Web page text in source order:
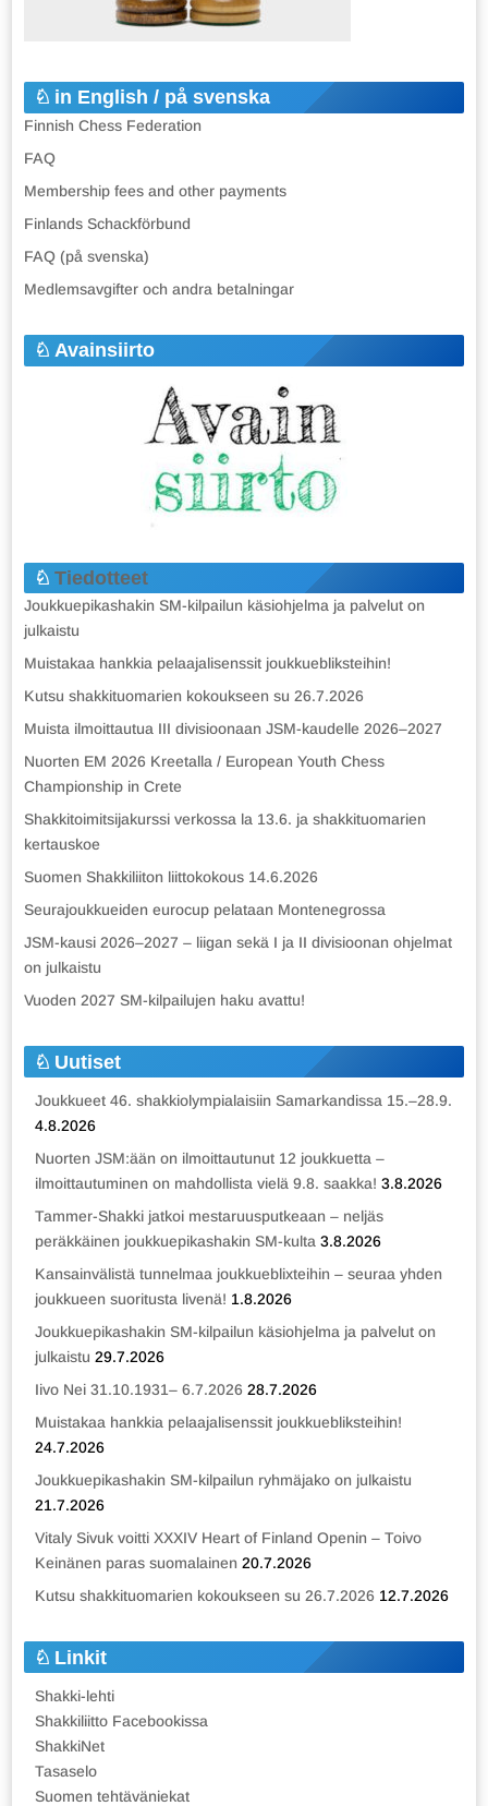
in English / på svenska
Finnish Chess Federation
FAQ
Membership fees and other payments
Finlands Schackförbund
FAQ (på svenska)
Medlemsavgifter och andra betalningar
Avainsiirto
Tiedotteet
Joukkuepikashakin SM-kilpailun käsiohjelma ja palvelut on
julkaistu
Muistakaa hankkia pelaajalisenssit joukkuebliksteihin!
Kutsu shakkituomarien kokoukseen su 26.7.2026
Muista ilmoittautua III divisioonaan JSM-kaudelle 2026–2027
Nuorten EM 2026 Kreetalla / European Youth Chess
Championship in Crete
Shakkitoimitsijakurssi verkossa la 13.6. ja shakkituomarien
kertauskoe
Suomen Shakkiliiton liittokokous 14.6.2026
Seurajoukkueiden eurocup pelataan Montenegrossa
JSM-kausi 2026–2027 – liigan sekä I ja II divisioonan ohjelmat
on julkaistu
Vuoden 2027 SM-kilpailujen haku avattu!
Uutiset
Joukkueet 46. shakkiolympialaisiin Samarkandissa 15.–28.9.
4.8.2026
Nuorten JSM:ään on ilmoittautunut 12 joukkuetta –
ilmoittautuminen on mahdollista vielä 9.8. saakka! 3.8.2026
Tammer-Shakki jatkoi mestaruusputkeaan – neljäs
peräkkäinen joukkuepikashakin SM-kulta 3.8.2026
Kansainvälistä tunnelmaa joukkueblixteihin – seuraa yhden
joukkueen suoritusta livenä! 1.8.2026
Joukkuepikashakin SM-kilpailun käsiohjelma ja palvelut on
julkaistu 29.7.2026
Iivo Nei 31.10.1931– 6.7.2026 28.7.2026
Muistakaa hankkia pelaajalisenssit joukkuebliksteihin!
24.7.2026
Joukkuepikashakin SM-kilpailun ryhmäjako on julkaistu
21.7.2026
Vitaly Sivuk voitti XXXIV Heart of Finland Openin – Toivo
Keinänen paras suomalainen 20.7.2026
Kutsu shakkituomarien kokoukseen su 26.7.2026 12.7.2026
Linkit
Shakki-lehti
Shakkiliitto Facebookissa
ShakkiNet
Tasaselo
Suomen tehtäväniekat